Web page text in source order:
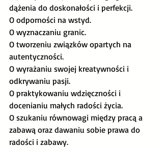
dążenia do doskonałości i perfekcji.
O odporności na wstyd.
O wyznaczaniu granic.
O tworzeniu związków opartych na
autentyczności.
O wyrażaniu swojej kreatywności i
odkrywaniu pasji.
O praktykowaniu wdzięczności i
docenianiu małych radości życia.
O szukaniu równowagi między pracą a
zabawą oraz dawaniu sobie prawa do
radości i zabawy.